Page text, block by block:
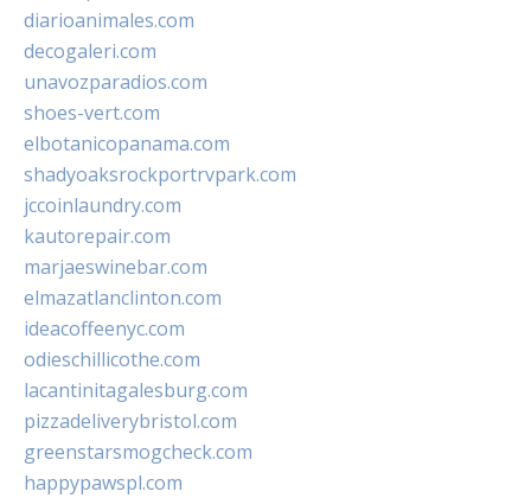
diarioanimales.com
decogaleri.com
unavozparadios.com
shoes-vert.com
elbotanicopanama.com
shadyoaksrockportrvpark.com
jccoinlaundry.com
kautorepair.com
marjaeswinebar.com
elmazatlanclinton.com
ideacoffeenyc.com
odieschillicothe.com
lacantinitagalesburg.com
pizzadeliverybristol.com
greenstarsmogcheck.com
happypawspl.com